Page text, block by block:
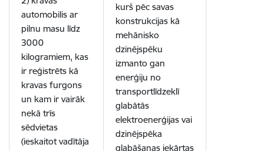
automobilis ar
pilnu masu līdz
3000
kilogramiem, kas
ir reģistrēts kā
kravas furgons
un kam ir vairāk
nekā trīs
sēdvietas
(ieskaitot vadītāja
kurš pēc savas
konstrukcijas kā
mehānisko
dzinējspēku
izmanto gan
enerģiju no
transportlīdzeklī
glabātās
elektroenerģijas vai
dzinējspēka
glabāšanas iekārtas